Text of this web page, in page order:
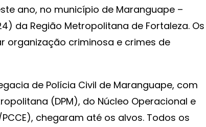
ano, no município de Maranguape –
da Região Metropolitana de Fortaleza. Os
organização criminosa e crimes de
de Polícia Civil de Maranguape, com
(DPM), do Núcleo Operacional e
chegaram até os alvos. Todos os